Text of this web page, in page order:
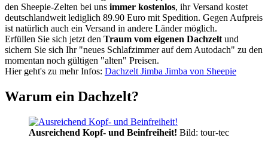
den Sheepie-Zelten bei uns immer kostenlos, ihr Versand kostet
deutschlandweit lediglich 89.90 Euro mit Spedition. Gegen Aufpreis
ist natürlich auch ein Versand in andere Länder möglich.
Erfüllen Sie sich jetzt den Traum vom eigenen Dachzelt und
sichern Sie sich Ihr "neues Schlafzimmer auf dem Autodach" zu den
momentan noch gültigen "alten" Preisen.
Hier geht's zu mehr Infos: Dachzelt Jimba Jimba von Sheepie
Warum ein Dachzelt?
Ausreichend Kopf- und Beinfreiheit! Bild: tour-tec